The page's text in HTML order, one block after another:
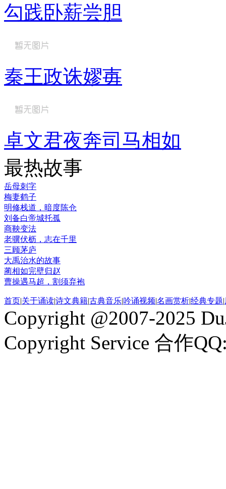
勾践卧薪尝胆
秦王政诛嫪毐
卓文君夜奔司马相如
最热故事
岳母刺字
梅妻鹤子
明修栈道，暗度陈仓
刘备白帝城托孤
商鞅变法
老骥伏枥，志在千里
三顾茅庐
大禹治水的故事
蔺相如完壁归赵
曹操遇马超，割须弃袍
首页|关于诵读|诗文典籍|古典音乐|吟诵视频|名画赏析|经典专题|
Copyright @2007-2025
Copyright Service 合作